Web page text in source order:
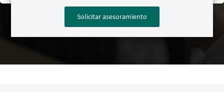
Solicitar asesoramiento